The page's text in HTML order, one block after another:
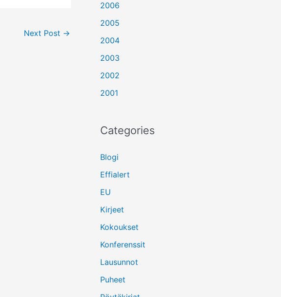
Next Post →
2006
2005
2004
2003
2002
2001
Categories
Blogi
Effialert
EU
Kirjeet
Kokoukset
Konferenssit
Lausunnot
Puheet